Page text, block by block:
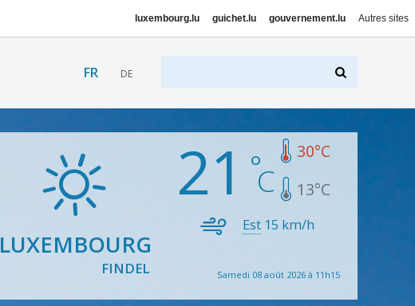
luxembourg.lu guichet.lu gouvernement.lu Autres sites
FR DE
LUXEMBOURG
FINDEL
21 30°C
13°C
Est15 km/h
Samedi 08 août 2026 à 11h15